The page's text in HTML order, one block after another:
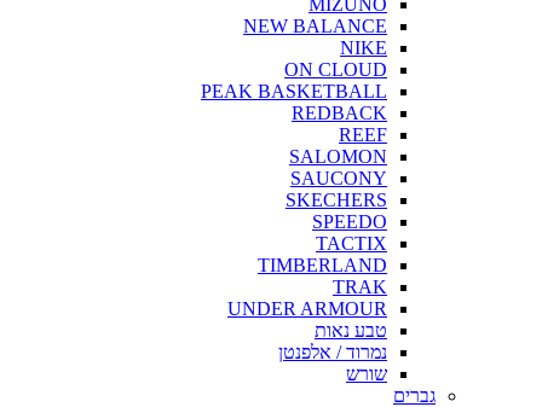
NEW BALANCE
NIKE
ON CLOUD
PEAK BASKETBALL
REDBACK
REEF
SALOMON
SAUCONY
SKECHERS
SPEEDO
TACTIX
TIMBERLAND
TRAK
UNDER ARMOUR
טבע נאות
נמרוד / אלפנטן
שורש
גברים